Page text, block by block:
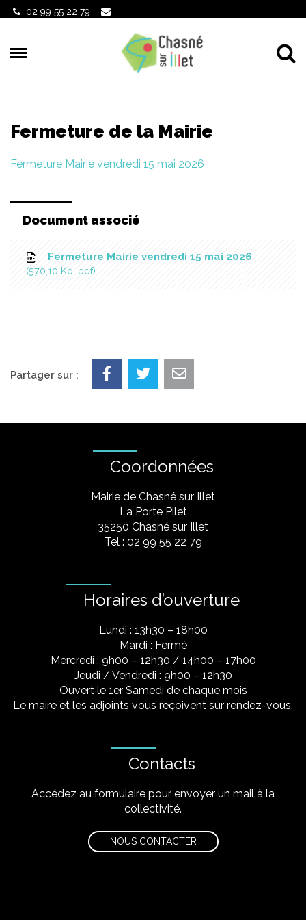
Gestion des traceurs
02 99 55 22 79
Fermeture de la Mairie
Fermeture Mairie vendredi 15 mai 2026
Document associé
Fermeture Mairie vendredi 15 mai 2026
570,10 Ko , pdf
Partager sur :
Coordonnées
Mairie de Chasné sur Illet
La Porte Pilet
35250 Chasné sur Illet
Tel : 02 99 55 22 79
Horaires d’ouverture
Lundi : 13h30 – 18h00
Mardi : Fermé
Mercredi : 9h00 – 12h30 / 14h00 – 17h00
Jeudi / Vendredi : 9h00 – 12h30
Ouvert le 1er Samedi de chaque mois
Le maire et les adjoints vous reçoivent sur rendez-vous.
Contacts
Accédez au formulaire pour envoyer un mail à la
collectivité.
NOUS CONTACTER